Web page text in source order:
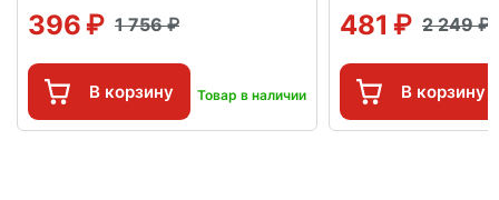
396 1 756
В корзину Товар в наличии
481 2 249
В корзину